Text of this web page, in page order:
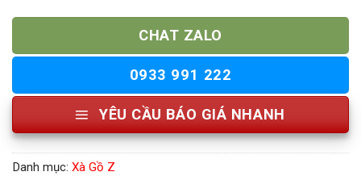
CHAT ZALO
0933 991 222
YÊU CẦU BÁO GIÁ NHANH
Danh mục: Xà Gồ Z